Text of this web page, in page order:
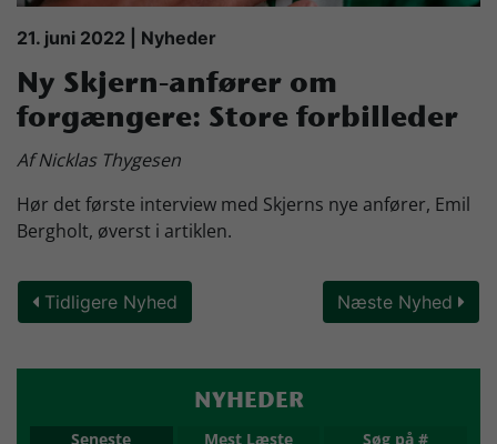
Presse
Samarbejdsklubber
Skjern Bank Grand Prix
Nyhedsbrev
Køb Billet
21. juni 2022 | Nyheder
Ny Skjern-anfører om
forgængere: Store forbilleder
Af Nicklas Thygesen
Hør det første interview med Skjerns nye anfører, Emil
Bergholt, øverst i artiklen.
Tidligere Nyhed Næste Nyhed
NYHEDER
Seneste Mest Læste Søg på #